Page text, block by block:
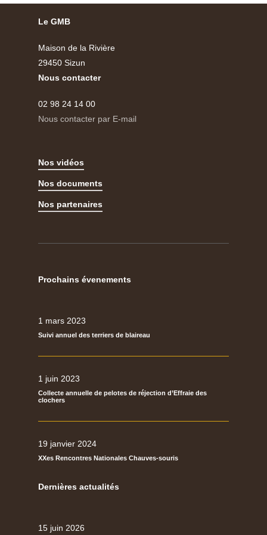
Le GMB
Maison de la Rivière
29450 Sizun
Nous contacter
02 98 24 14 00
Nous contacter par E-mail
Nos vidéos
Nos documents
Nos partenaires
Prochains évenements
1 mars 2023
Suivi annuel des terriers de blaireau
1 juin 2023
Collecte annuelle de pelotes de réjection d’Effraie des
clochers
19 janvier 2024
XXes Rencontres Nationales Chauves-souris
Dernières actualités
15 juin 2026